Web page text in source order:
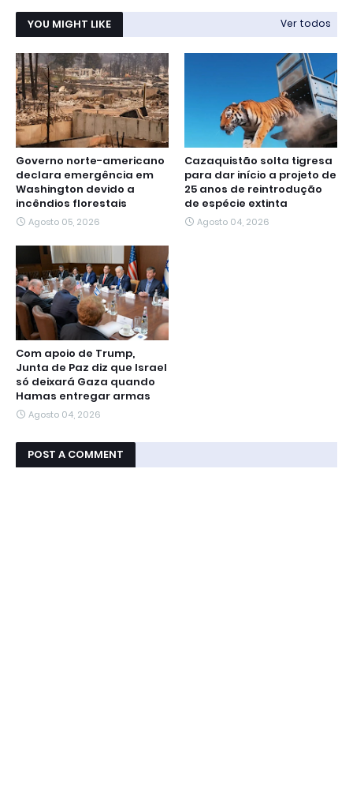
YOU MIGHT LIKE Ver todos
Governo norte-americano
declara emergência em
Washington devido a
incêndios florestais
Agosto 05, 2026
Cazaquistão solta tigresa
para dar início a projeto de
25 anos de reintrodução
de espécie extinta
Agosto 04, 2026
Com apoio de Trump,
Junta de Paz diz que Israel
só deixará Gaza quando
Hamas entregar armas
Agosto 04, 2026
POST A COMMENT